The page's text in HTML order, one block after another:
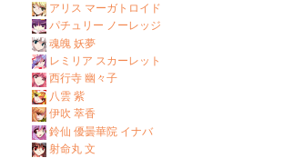
アリス マーガトロイド
パチュリー ノーレッジ
魂魄 妖夢
レミリア スカーレット
西行寺 幽々子
八雲 紫
伊吹 萃香
鈴仙 優曇華院 イナバ
射命丸 文